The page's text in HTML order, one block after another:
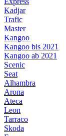
Kadjar
Trafic
Master
Kangoo
Kangoo bis 2021
Kangoo ab 2021
Scenic
Seat
Alhambra
Arona
Ateca
Leon
Tarraco
Skoda